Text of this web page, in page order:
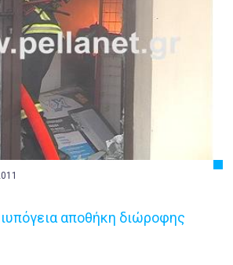
αποθήκη διώροφης
Πολιτική
Αθλητικά
Αστυνομικό Δελτίο